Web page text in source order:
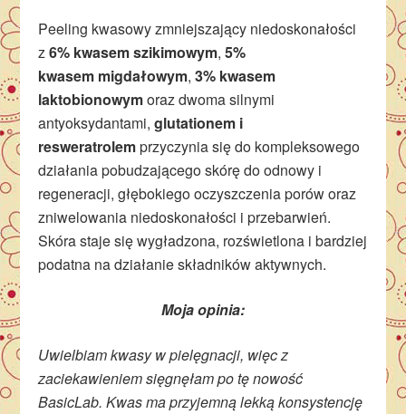
Peeling kwasowy zmniejszający niedoskonałości
z6% kwasem szikimowym,5%
kwasem migdałowym,3% kwasem
laktobionowymoraz dwoma silnymi
antyoksydantami,glutationem i
resweratrolemprzyczynia się do kompleksowego
działania pobudzającego skórę do odnowy i
regeneracji, głębokiego oczyszczenia porów oraz
zniwelowania niedoskonałości i przebarwień.
Skóra staje się wygładzona, rozświetlona i bardziej
podatna na działanie składników aktywnych.
Moja opinia:
Uwielbiam kwasy w pielęgnacji, więc z
zaciekawieniem sięgnęłam po tę nowość
BasicLab. Kwas ma przyjemną lekką konsystencję